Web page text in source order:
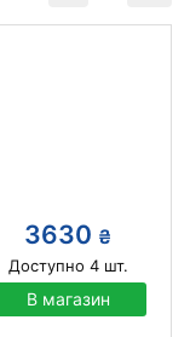
3630 ₴
Доступно 4шт.
В магазин